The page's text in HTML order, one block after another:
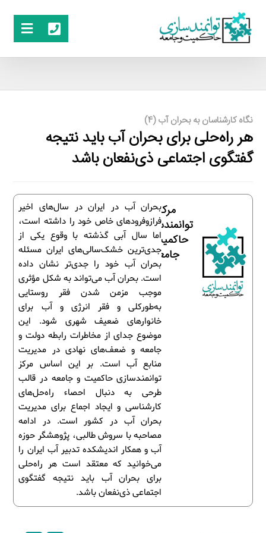
نگاه کارشناسان به بحران آب (4)
هر راه‌حلی برای بحران آب باید نتیجه
گفتگوی اجتماعی ذی‌نفعان باشد
بحران آب در ایران در سال‌های اخیر
فرازوفرودهای خاص خود را داشته است،
اما سال آبی گذشته با وقوع یکی از
جدی‌ترین خشک‌سالی‌های ایران مسئله
بحران آب خود را جدی‌تر نشان داده
است. بحران آب می‌تواند به شکل مؤثری
موجب مزمن شدن فقر روستایی
به‌طورکلی و فقر انرژی و آب برای
خانوارهای ضعیف شهری شود. این
موضوع جدای از مخاطرات رابطه دولت و
جامعه و ضعف‌های نهادی در مدیریت
منابع آب است. بر این اساس مرکز
توانمندسازی حاکمیت و جامعه در قالب
طرحی به دنبال احصاء راه‌حل‌های
کارشناسی و ایجاد اجماع برای مدیریت
بحران آب در کشور است. در ادامه
مصاحبه با سروش طالبی، پژوهشگر حوزه
آب و همکار اندیشکده تدبیر آب ایران را
می‌خوانید که معتقد است هر راه‌حلی
برای بحران آب باید نتیجه گفتگوی
اجتماعی ذی‌نفعان باشد.
مرکز
توانمندسازی
حاکمیت و
جامعه